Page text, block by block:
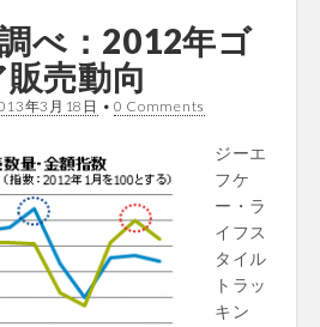
べ：2012年ゴ
売動向
年3月18日 • 0 Comments
ジーエ
フケ
ー・ラ
イフス
タイル
トラッ
キン